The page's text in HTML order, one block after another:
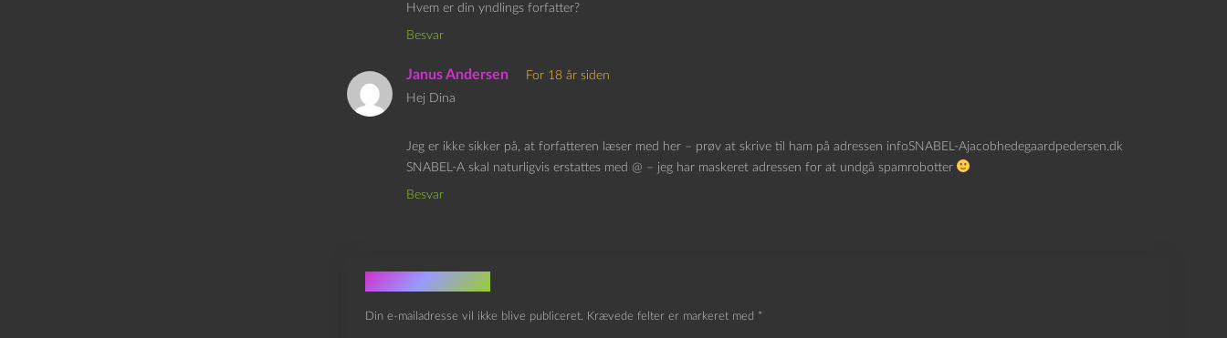
Hvem er din yndlings forfatter?
Besvar
Janus Andersen
For 18 år siden
Hej Dina
Jeg er ikke sikker på, at forfatteren læser med her – prøv at skrive til ham på adressen infoSNABEL-Ajacobhedegaardpedersen.dk
SNABEL-A skal naturligvis erstattes med @ – jeg har maskeret adressen for at undgå spamrobotter
Besvar
Skriv et svar
Din e-mailadresse vil ikke blive publiceret. Krævede felter er markeret med *